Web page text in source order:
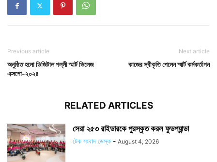
Previous article
অনুষ্ঠিত হলো ডিজিটাল পল্লী স্মার্ট ভিলেজ
এক্সপো-২০২৪
Next article
কাজের স্বীকৃতি পেলেন স্মার্ট কর্মকর্তাগন
RELATED ARTICLES
সেরা ২৫৩ রাইডারকে পুরস্কৃত করল ফুডপ্যান্ডা
টেক সংবাদ ডেস্ক - August 4, 2026